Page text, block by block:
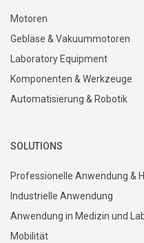
Motoren
Gebläse & Vakuummotoren
Laboratory Equipment
Komponenten & Werkzeuge
Automatisierung & Robotik
SOLUTIONS
Professionelle Anwendung &
Industrielle Anwendung
Anwendung in Medizin und
Mobilität